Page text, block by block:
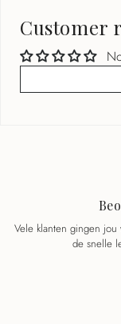
Customer
Vele klanten gingen
de snelle